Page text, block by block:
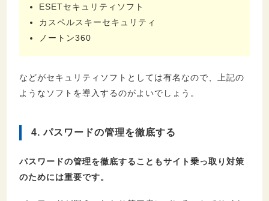
ESETセキュリティソフト
カスペルスキーセキュリティ
ノートン360
などがセキュリティソフトとしては有名なので、上記の
ようなソフトを導入するのがよいでしょう。
4. パスワードの管理を徹底する
パスワードの管理を徹底することもサイト乗っ取り対策
のためには重要です。